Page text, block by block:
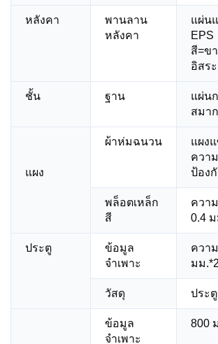
หลังคา
พานลาน
หลังคา
แผ่น
สี=ข
อิสระ
ชั้น ฐาน
แผ่นก
สมา
แผง
ผ้าห่มฉนวน
แผง
ควา
ป้อง
พล็อตเหล็ก
สี
ควา
0.4
ประตู
ข้อมูล
จำเพาะ
ควา
มม
วัสดุ ประ
ข้อมูล
จำเพาะ
800